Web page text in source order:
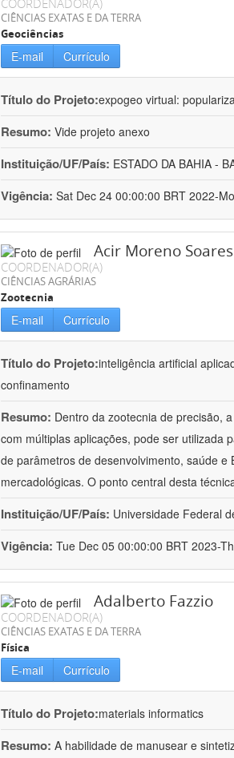
COORDENADOR(A)
CIÊNCIAS EXATAS E DA TERRA
Geociências
E-mail Currículo
Título do Projeto:expogeo virtual:
Resumo: Vide projeto anexo
Instituição/UF/País: ESTADO DA BAHIA -
Vigência: Sat Dec 24 00:00:00 BRT 2022-
Acir Moreno
COORDENADOR(A)
CIÊNCIAS AGRÁRIAS
Zootecnia
E-mail Currículo
Título do Projeto:inteligência artificial
confinamento
Resumo: Dentro da zootecnia de precisão,
com múltiplas aplicações, pode ser utilizada
de parâmetros de desenvolvimento, saúde
mercadológicas. O ponto central desta
Instituição/UF/País: Universidade Federal
Vigência: Tue Dec 05 00:00:00 BRT 2023-
Adalberto Fazzio
COORDENADOR(A)
CIÊNCIAS EXATAS E DA TERRA
Física
E-mail Currículo
Título do Projeto:materials informatics
Resumo: A habilidade de manusear e